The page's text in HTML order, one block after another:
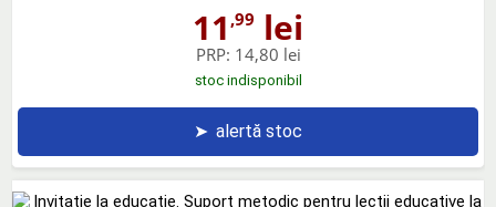
11 ,99 lei
PRP: 14,80 lei
stoc indisponibil
➤ alertă stoc